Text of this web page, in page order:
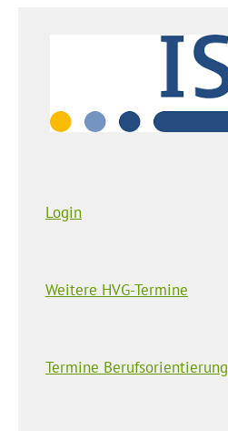
Login
Weitere HVG-Termine
Termine Berufsorientierung